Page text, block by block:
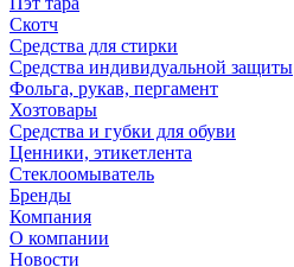
Скотч
Средства для стирки
Средства индивидуальной защиты
Фольга, рукав, пергамент
Хозтовары
Средства и губки для обуви
Ценники, этикетлента
Стеклоомыватель
Бренды
Компания
О компании
Новости